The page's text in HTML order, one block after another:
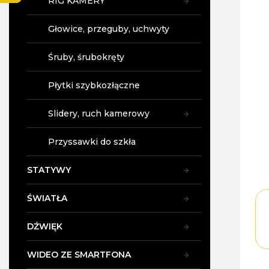
Głowice, przeguby, uchwyty
Śruby, śrubokręty
Płytki szybkozłączne
Slidery, ruch kamerowy
Przyssawki do szkła
STATYWY
ŚWIATŁA
DŹWIĘK
WIDEO ZE SMARTFONA